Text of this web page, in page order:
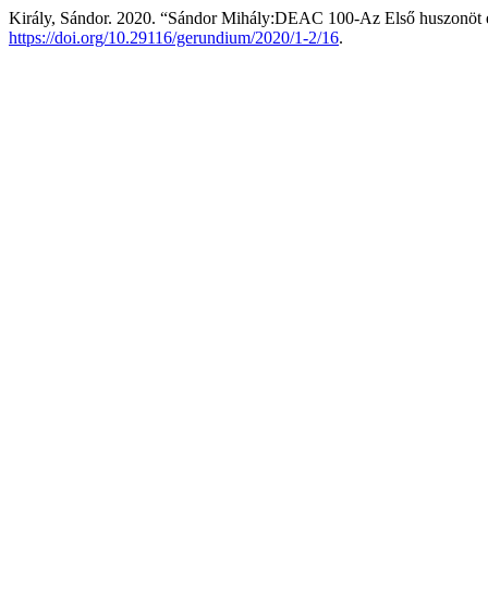
Király, Sándor. 2020. “Sándor Mihály:DEAC 100-Az Első
https://doi.org/10.29116/gerundium/2020/1-2/16.